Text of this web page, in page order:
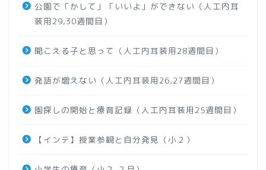
公園で「かして」「いいよ」ができない（人工内耳
装用29,30週間目）
聞こえる子と思って（人工内耳装用28週間目）
発語が増えない（人工内耳装用26,27週間目）
園探しの開始と療育記録（人工内耳装用25週間目）
【インテ】授業参観と自分発見（小２）